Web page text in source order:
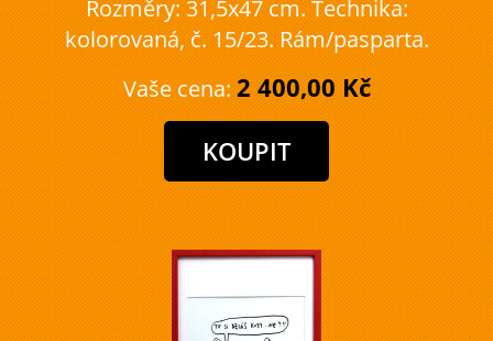
Rozměry: 31,5x47 cm. Technika:
kolorovaná, č. 15/23. Rám/pasparta.
Vaše cena: 2 400,00 Kč